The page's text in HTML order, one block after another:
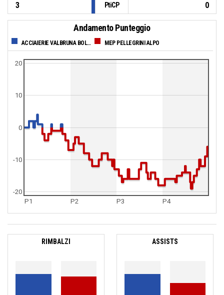
3
PtiCP 0
Andamento Punteggio
ACCIAIERIE VALBRUNA BOLZANO MEP PELLEGRINI ALPO
P1 P2 P3 P4
0
10
20
-20
-10
RIMBALZI ASSISTS